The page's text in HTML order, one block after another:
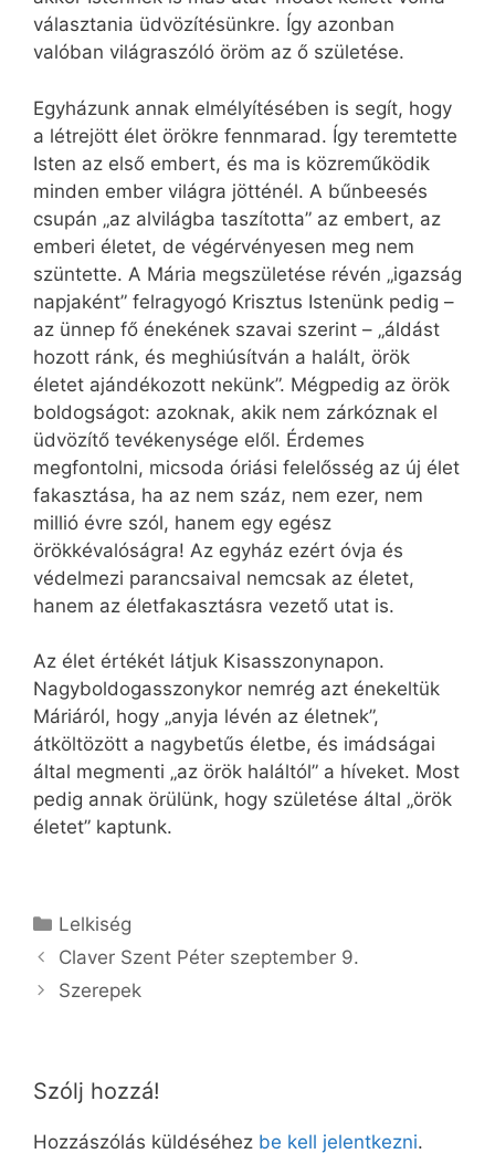
választania üdvözítésünkre. Így azonban
valóban világraszóló öröm az ő születése.
Egyházunk annak elmélyítésében is segít, hogy
a létrejött élet örökre fennmarad. Így teremtette
Isten az első embert, és ma is közreműködik
minden ember világra jötténél. A bűnbeesés
csupán „az alvilágba taszította” az embert, az
emberi életet, de végérvényesen meg nem
szüntette. A Mária megszületése révén „igazság
napjaként” felragyogó Krisztus Istenünk pedig –
az ünnep fő énekének szavai szerint – „áldást
hozott ránk, és meghiúsítván a halált, örök
életet ajándékozott nekünk”. Mégpedig az örök
boldogságot: azoknak, akik nem zárkóznak el
üdvözítő tevékenysége elől. Érdemes
megfontolni, micsoda óriási felelősség az új élet
fakasztása, ha az nem száz, nem ezer, nem
millió évre szól, hanem egy egész
örökkévalóságra! Az egyház ezért óvja és
védelmezi parancsaival nemcsak az életet,
hanem az életfakasztásra vezető utat is.
Az élet értékét látjuk Kisasszonynapon.
Nagyboldogasszonykor nemrég azt énekeltük
Máriáról, hogy „anyja lévén az életnek”,
átköltözött a nagybetűs életbe, és imádságai
által megmenti „az örök haláltól” a híveket. Most
pedig annak örülünk, hogy születése által „örök
életet” kaptunk.
Kategória
Lelkiség
Claver Szent Péter szeptember 9.
Sze­re­pek
Szólj hozzá!
Hozzászólás küldéséhez be kell jelentkezni.